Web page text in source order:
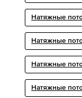
Натяжные
Натяжные
Натяжные
Натяжные